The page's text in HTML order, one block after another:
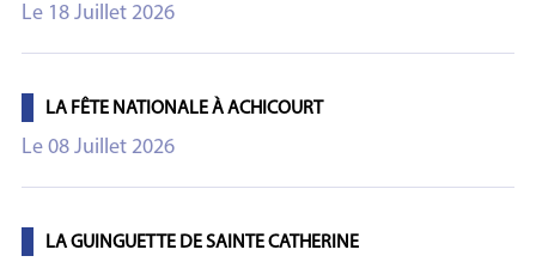
Le 18 Juillet 2026
LA FÊTE NATIONALE À ACHICOURT
Le 08 Juillet 2026
LA GUINGUETTE DE SAINTE CATHERINE